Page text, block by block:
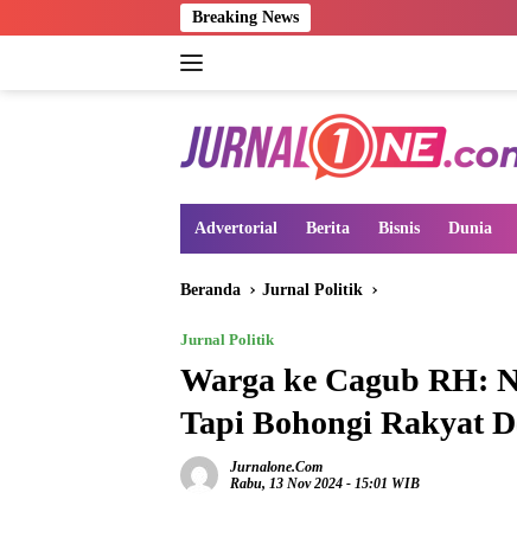
ke
Breaking News
Advertorial Berita Bisnis Dunia
Beranda Jurnal Politik
Jurnal Politik
Warga ke Cagub RH:
Tapi Bohongi Rakyat
Jurnalone.com
Rabu, 13 Nov 2024 - 15:01 WIB